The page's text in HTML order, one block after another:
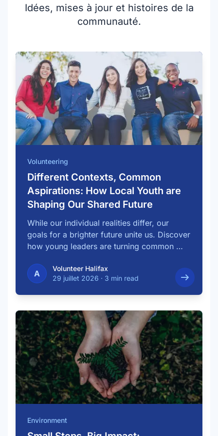
Idées, mises à jour et histoires de la
communauté.
Volunteering
Different Contexts, Common
Aspirations: How Local Youth are
Shaping Our Shared Future
While our individual realities differ, our
goals for a brighter future unite us. Discover
how young leaders are turning common …
A
Volunteer Halifax
29 juillet 2026 · 3 min read
Environment